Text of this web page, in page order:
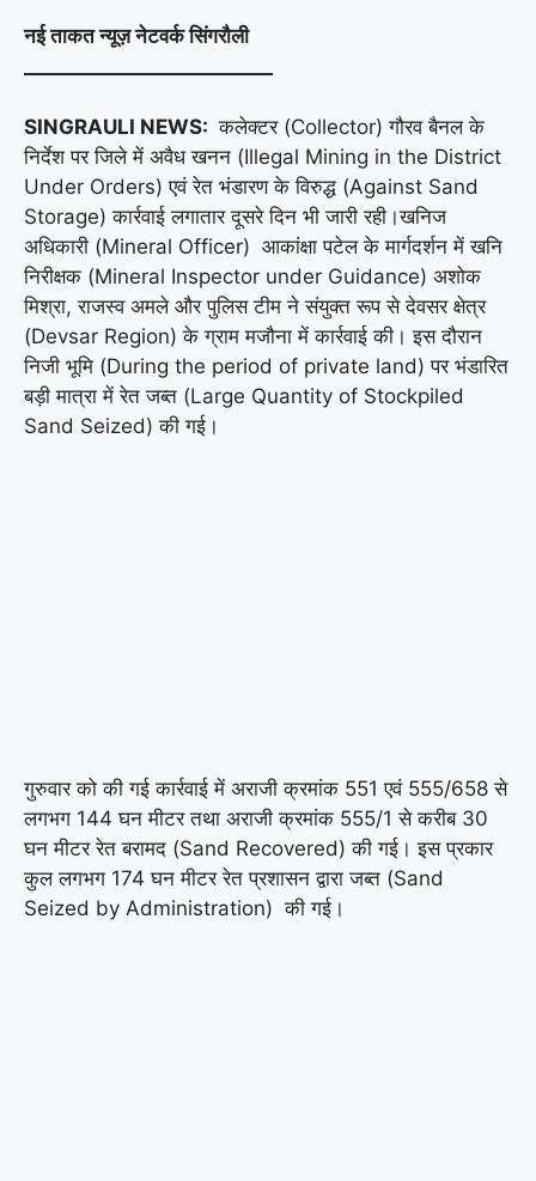
नई ताकत न्यूज़ नेटवर्क सिंगरौली
SINGRAULI NEWS: कलेक्टर (Collector) गौरव बैनल के
निर्देश पर जिले में अवैध खनन (Illegal Mining in the District
Under Orders) एवं रेत भंडारण के विरुद्ध (Against Sand
Storage) कार्रवाई लगातार दूसरे दिन भी जारी रही।खनिज
अधिकारी (Mineral Officer) आकांक्षा पटेल के मार्गदर्शन में खनि
निरीक्षक (Mineral Inspector under Guidance) अशोक
मिश्रा, राजस्व अमले और पुलिस टीम ने संयुक्त रूप से देवसर क्षेत्र
(Devsar Region) के ग्राम मजौना में कार्रवाई की। इस दौरान
निजी भूमि (During the period of private land) पर भंडारित
बड़ी मात्रा में रेत जब्त (Large Quantity of Stockpiled
Sand Seized) की गई।
गुरुवार को की गई कार्रवाई में अराजी क्रमांक 551 एवं 555/658 से
लगभग 144 घन मीटर तथा अराजी क्रमांक 555/1 से करीब 30
घन मीटर रेत बरामद (Sand Recovered) की गई। इस प्रकार
कुल लगभग 174 घन मीटर रेत प्रशासन द्वारा जब्त (Sand
Seized by Administration) की गई।